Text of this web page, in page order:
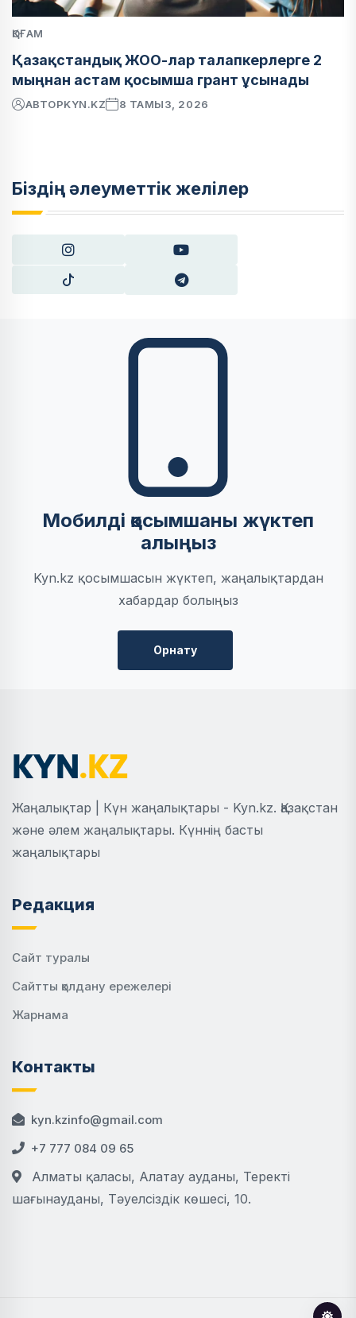
ҚОҒАМ
Қазақстандық ЖОО-лар талапкерлерге 2
мыңнан астам қосымша грант ұсынады
АВТОРKYN.KZ 8 ТАМЫЗ, 2026
Біздің әлеуметтік желілер
Мобилді қосымшаны жүктеп
алыңыз
Kyn.kz қосымшасын жүктеп, жаңалықтардан
хабардар болыңыз
Орнату
Жаңалықтар | Күн жаңалықтары - Kyn.kz. Қазақстан
және әлем жаңалықтары. Күннің басты
жаңалықтары
Редакция
Сайт туралы
Сайтты қолдану ережелері
Жарнама
Контакты
kyn.kzinfo@gmail.com
+7 777 084 09 65
Алматы қаласы, Алатау ауданы, Теректі
шағынауданы, Тәуелсіздік көшесі, 10.